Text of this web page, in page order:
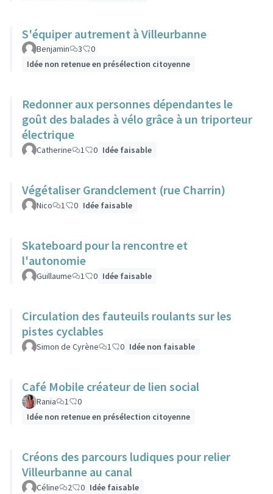
S'équiper autrement à Villeurbanne
Benjamin 3
0
Idée non retenue en présélection citoyenne
Redonner aux personnes dépendantes le
goût des balades à vélo grâce à un triporteur
électrique
Catherine 1 0 Idée faisable
Végétaliser Grandclement (rue Charrin)
Nico 1 0 Idée faisable
Skateboard pour la rencontre et
l'autonomie
Guillaume 1 0 Idée faisable
Circulation des fauteuils roulants sur les
pistes cyclables
Simon de Cyrène 1 0 Idée non faisable
Café Mobile créateur de lien social
Rania 1
0
Idée non retenue en présélection citoyenne
Créons des parcours ludiques pour relier
Villeurbanne au canal
Céline 2 0 Idée faisable